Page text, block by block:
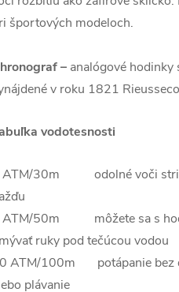
športových modeloch.
– analógové hodinky
v roku 1821
vodotesnosti
ATM/30m odolné voči
ATM/50m môžete sa s
ruky pod tečúcou vodou
ATM/100m potápanie bez
plávanie